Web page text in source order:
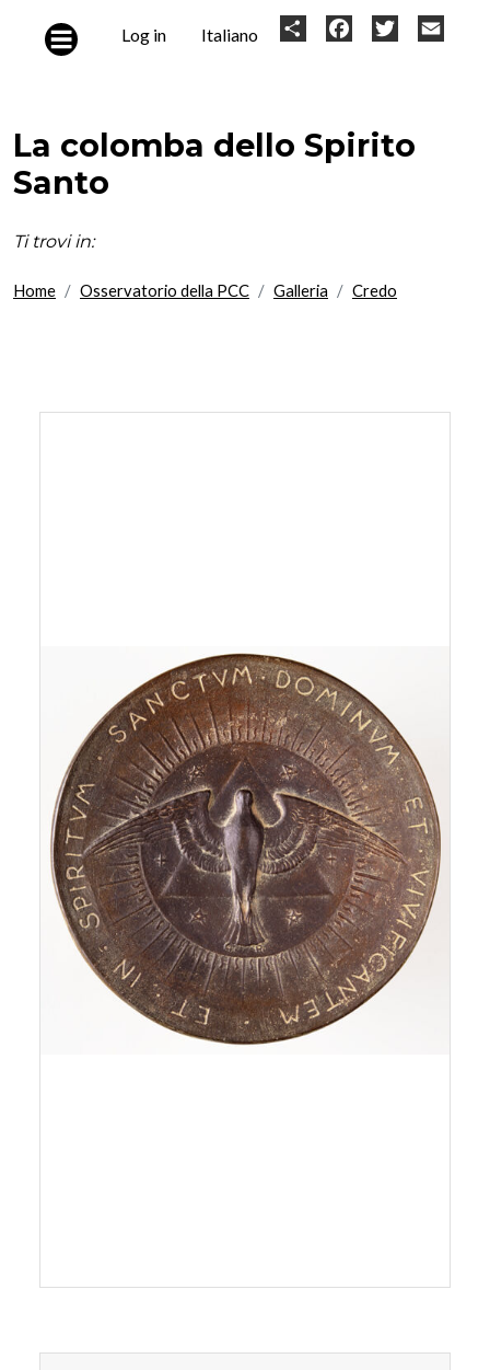
User
Log in Italiano Share FacebookTwitter
La colomba dello Spirito
Santo
Ti trovi in:
Home Osservatorio della PCC Galleria Credo